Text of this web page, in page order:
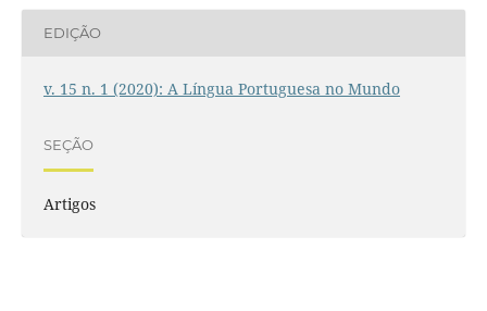
EDIÇÃO
v. 15 n. 1 (2020): A Língua Portuguesa no Mundo
SEÇÃO
Artigos